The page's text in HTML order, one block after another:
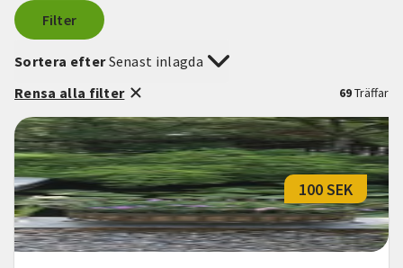
Filter
69Träffar
Sortera efterSenast inlagda
Rensa alla filter
100 SEK